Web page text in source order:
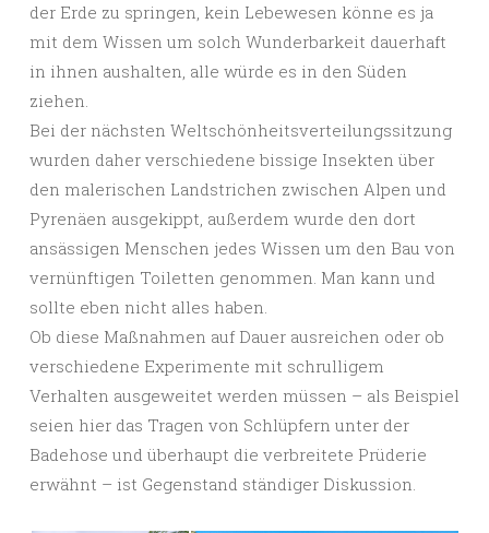
der Erde zu springen, kein Lebewesen könne es ja
mit dem Wissen um solch Wunderbarkeit dauerhaft
in ihnen aushalten, alle würde es in den Süden
ziehen.
Bei der nächsten Weltschönheitsverteilungssitzung
wurden daher verschiedene bissige Insekten über
den malerischen Landstrichen zwischen Alpen und
Pyrenäen ausgekippt, außerdem wurde den dort
ansässigen Menschen jedes Wissen um den Bau von
vernünftigen Toiletten genommen. Man kann und
sollte eben nicht alles haben.
Ob diese Maßnahmen auf Dauer ausreichen oder ob
verschiedene Experimente mit schrulligem
Verhalten ausgeweitet werden müssen – als Beispiel
seien hier das Tragen von Schlüpfern unter der
Badehose und überhaupt die verbreitete Prüderie
erwähnt – ist Gegenstand ständiger Diskussion.